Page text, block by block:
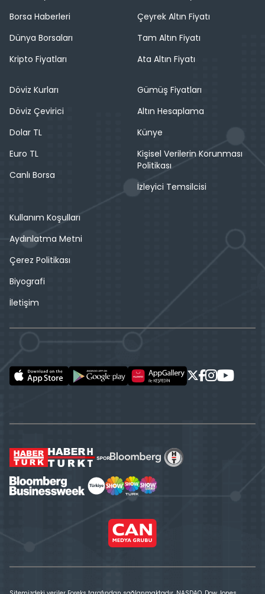
Borsa Haberleri
Dünya Borsaları
Kripto Fiyatları
Çeyrek Altın Fiyatı
Tam Altın Fiyatı
Ata Altın Fiyatı
Döviz Kurları
Döviz Çevirici
Dolar TL
Euro TL
Canlı Borsa
Gümüş Fiyatları
Altın Hesaplama
Künye
Kişisel Verilerin Korunması
Politikası
İzleyici Temsilcisi
Kullanım Koşulları
Aydınlatma Metni
Çerez Politikası
Biyografi
İletişim